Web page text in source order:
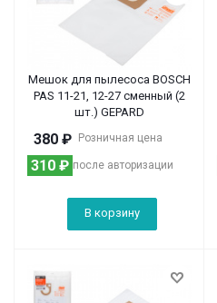
Мешок для пылесоса BOSCH
PAS 11-21, 12-27 сменный (2
шт.) GEPARD
Розничная цена
380 ₽
после авторизации
310 ₽
В корзину